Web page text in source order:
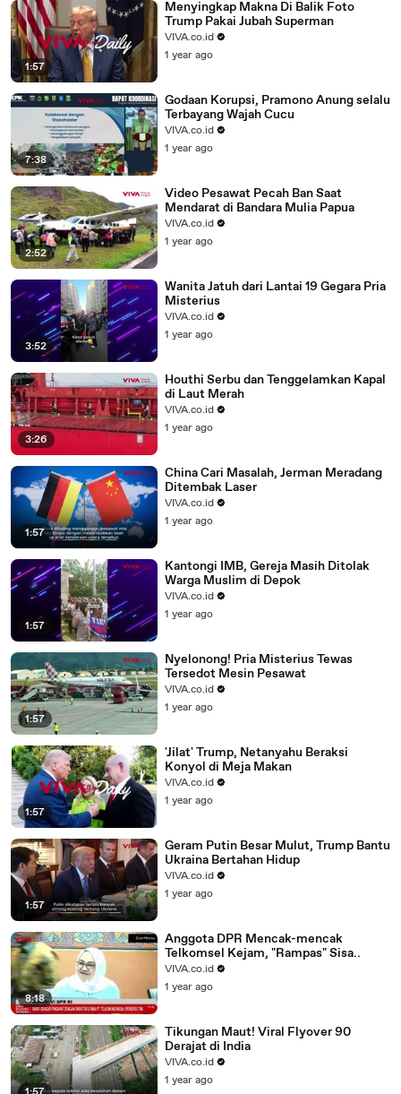
1:57
Menyingkap Makna Di Balik Foto
Trump Pakai Jubah Superman
VIVA.co.id
1 year ago
7:38
Godaan Korupsi, Pramono Anung selalu
Terbayang Wajah Cucu
VIVA.co.id
1 year ago
2:52
Video Pesawat Pecah Ban Saat
Mendarat di Bandara Mulia Papua
VIVA.co.id
1 year ago
3:52
Wanita Jatuh dari Lantai 19 Gegara Pria
Misterius
VIVA.co.id
1 year ago
3:26
Houthi Serbu dan Tenggelamkan Kapal
di Laut Merah
VIVA.co.id
1 year ago
1:57
China Cari Masalah, Jerman Meradang
Ditembak Laser
VIVA.co.id
1 year ago
1:57
Kantongi IMB, Gereja Masih Ditolak
Warga Muslim di Depok
VIVA.co.id
1 year ago
1:57
Nyelonong! Pria Misterius Tewas
Tersedot Mesin Pesawat
VIVA.co.id
1 year ago
1:57
'Jilat' Trump, Netanyahu Beraksi
Konyol di Meja Makan
VIVA.co.id
1 year ago
1:57
Geram Putin Besar Mulut, Trump Bantu
Ukraina Bertahan Hidup
VIVA.co.id
1 year ago
8:18
Anggota DPR Mencak-mencak
Telkomsel Kejam, "Rampas" Sisa..
VIVA.co.id
1 year ago
Tikungan Maut! Viral Flyover 90
Derajat di India
VIVA.co.id
1 year ago